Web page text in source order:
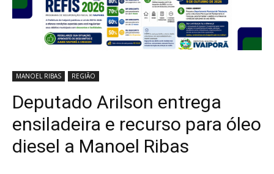
MANOEL RIBAS REGIÃO
Deputado Arilson entrega
ensiladeira e recurso para óleo
diesel a Manoel Ribas